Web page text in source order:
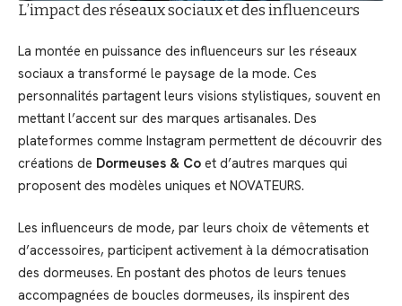
L’impact des réseaux sociaux et des influenceurs
La montée en puissance des influenceurs sur les réseaux
sociaux a transformé le paysage de la mode. Ces
personnalités partagent leurs visions stylistiques, souvent en
mettant l’accent sur des marques artisanales. Des
plateformes comme Instagram permettent de découvrir des
créations de Dormeuses & Co et d’autres marques qui
proposent des modèles uniques et NOVATEURS.
Les influenceurs de mode, par leurs choix de vêtements et
d’accessoires, participent activement à la démocratisation
des dormeuses. En postant des photos de leurs tenues
accompagnées de boucles dormeuses, ils inspirent des